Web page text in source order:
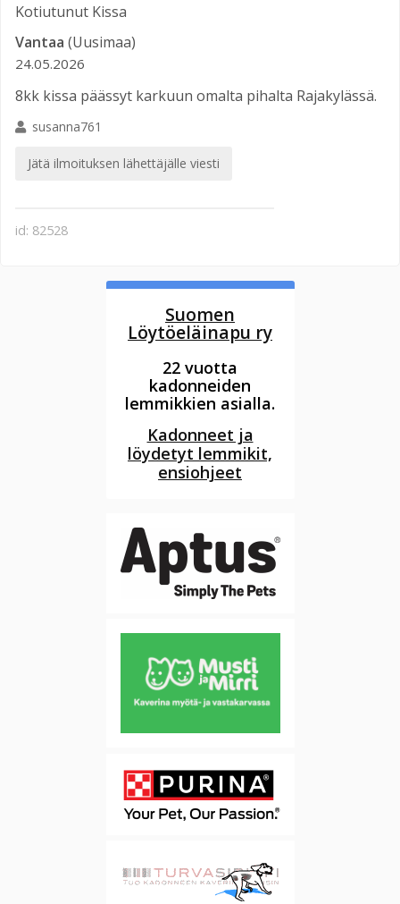
Kotiutunut Kissa
Vantaa (Uusimaa)
24.05.2026
8kk kissa päässyt karkuun omalta pihalta Rajakylässä.
susanna761
Jätä ilmoituksen lähettäjälle viesti
id: 82528
Suomen
Löytöeläinapu ry
22 vuotta
kadonneiden
lemmikkien asialla.
Kadonneet ja
löydetyt lemmikit,
ensiohjeet